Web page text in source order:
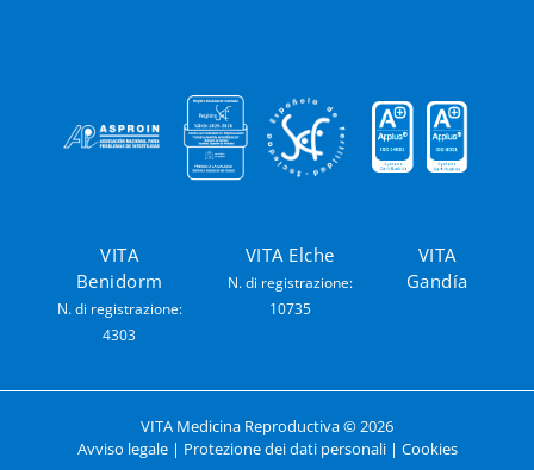
VITA
Benidorm
N. di registrazione:
4303
VITA Elche
N. di registrazione:
10735
VITA
Gandía
VITA Medicina Reproductiva ©2026
Avviso legale| Protezione dei dati personali| Cookies